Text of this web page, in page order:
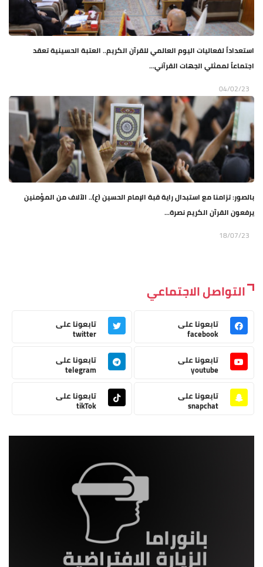
استعداداً لفعاليات اليوم العالمي للقرآن الكريم.. العتبة الحسينية تعقد
اجتماعاً لممثلي الجهات القرآني...
04/02/23
بالصور: تزامنا مع استبدال راية قبة الإمام الحسين (ع).. الآلاف من المؤمنين
يرفعون القرآن الكريم نصرة...
18/07/23
التواصل الاجتماعي
تابعونا على
facebook
تابعونا على
twitter
تابعونا على
youtube
تابعونا على
telegram
تابعونا على
snapchat
تابعونا على
tikTok